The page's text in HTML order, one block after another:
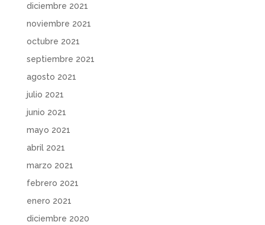
diciembre 2021
noviembre 2021
octubre 2021
septiembre 2021
agosto 2021
julio 2021
junio 2021
mayo 2021
abril 2021
marzo 2021
febrero 2021
enero 2021
diciembre 2020